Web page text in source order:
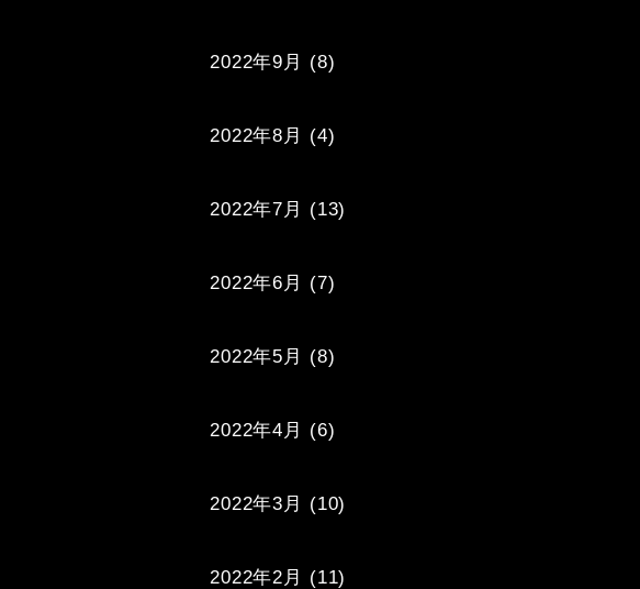
2022年9月 (8)
2022年8月 (4)
2022年7月 (13)
2022年6月 (7)
2022年5月 (8)
2022年4月 (6)
2022年3月 (10)
2022年2月 (11)